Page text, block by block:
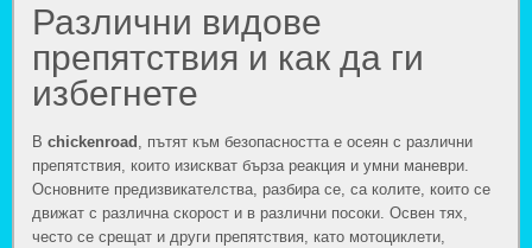
Различни видове
препятствия и как да ги
избегнете
В chickenroad , пътят към безопасността е осеян с различни
препятствия, които изискват бърза реакция и умни маневри.
Основните предизвикателства, разбира се, са колите, които се
движат с различна скорост и в различни посоки. Освен тях,
често се срещат и други препятствия, като мотоциклети,